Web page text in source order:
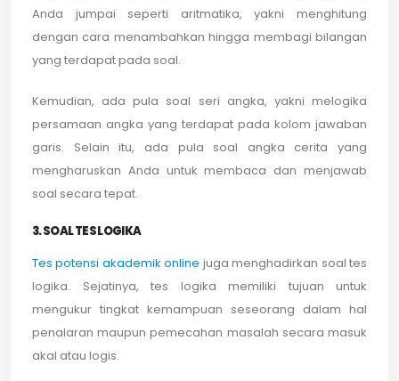
Anda jumpai seperti aritmatika, yakni menghitung
dengan cara menambahkan hingga membagi bilangan
yang terdapat pada soal.
Kemudian, ada pula soal seri angka, yakni melogika
persamaan angka yang terdapat pada kolom jawaban
garis. Selain itu, ada pula soal angka cerita yang
mengharuskan Anda untuk membaca dan menjawab
soal secara tepat.
3. SOAL TES LOGIKA
Tes potensi akademik online juga menghadirkan soal tes
logika. Sejatinya, tes logika memiliki tujuan untuk
mengukur tingkat kemampuan seseorang dalam hal
penalaran maupun pemecahan masalah secara masuk
akal atau logis.